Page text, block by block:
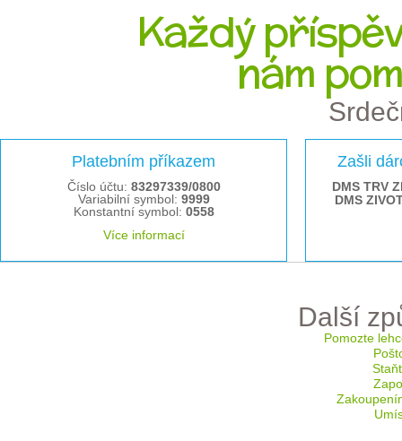
Každý
nám
Platebním příkazem
Číslo účtu: 83297339/0800
Variabilní symbol: 9999
Konstantní symbol: 0558
Více informací
Zašli
DMS TRV
DMS
Další
Pomozte